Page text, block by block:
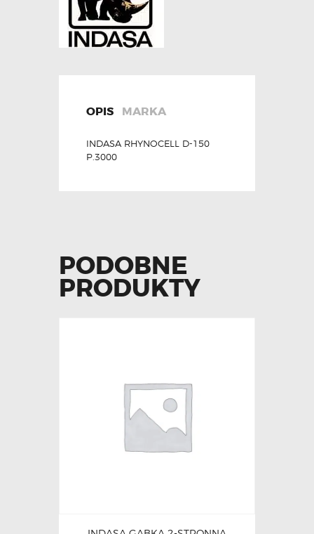
OPIS MARKA
INDASA RHYNOCELL D-150
P.3000
PODOBNE
PRODUKTY